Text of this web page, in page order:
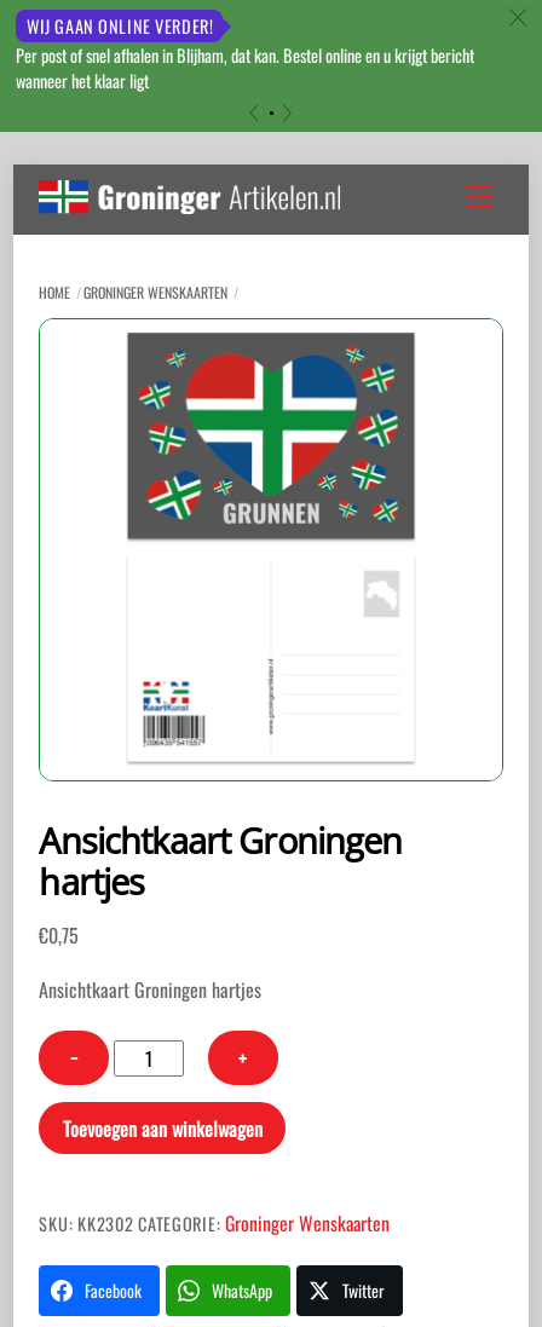
WIJ GAAN ONLINE VERDER!
Per post of snel afhalen in Blijham, dat kan. Bestel online en u krijgt bericht
wanneer het klaar ligt
c
content
Menu
HOME GRONINGER WENSKAARTEN
Ansichtkaart Groningen
hartjes
€0,75
Ansichtkaart Groningen hartjes
−
Ansichtkaart
Groningen
hartjes
aantal
+
Toevoegen aan winkelwagen
SKU: KK2302CATEGORIE:Groninger Wenskaarten
Facebook WhatsApp Twitter